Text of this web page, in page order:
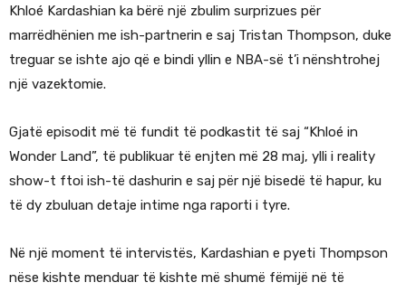
Khloé Kardashian ka bërë një zbulim surprizues për
marrëdhënien me ish-partnerin e saj Tristan Thompson, duke
treguar se ishte ajo që e bindi yllin e NBA-së t’i nënshtrohej
një vazektomie.
Gjatë episodit më të fundit të podkastit të saj “Khloé in
Wonder Land”, të publikuar të enjten më 28 maj, ylli i reality
show-t ftoi ish-të dashurin e saj për një bisedë të hapur, ku
të dy zbuluan detaje intime nga raporti i tyre.
Në një moment të intervistës, Kardashian e pyeti Thompson
nëse kishte menduar të kishte më shumë fëmijë në të